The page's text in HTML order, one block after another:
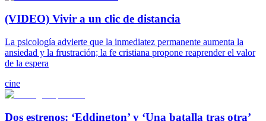
(VIDEO) Vivir a un clic de distancia
La psicología advierte que la inmediatez permanente aumenta la
ansiedad y la frustración; la fe cristiana propone reaprender el valor
de la espera
cine
Dos estrenos: ‘Eddington’ y ‘Una batalla tras otra’